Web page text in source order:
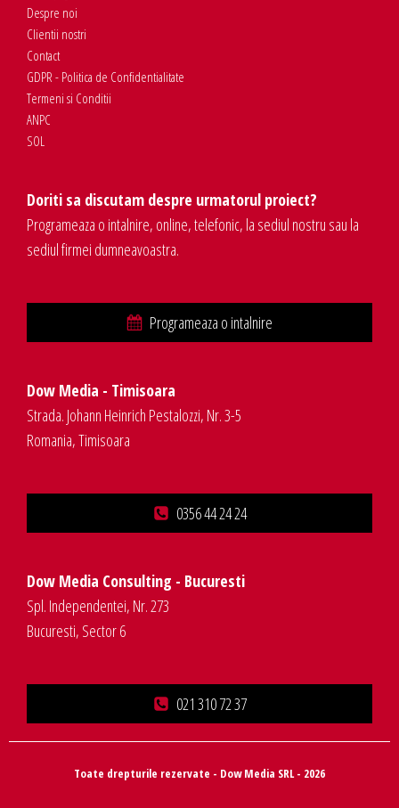
Despre noi
Clientii nostri
Contact
GDPR - Politica de Confidentialitate
Termeni si Conditii
ANPC
SOL
Doriti sa discutam despre urmatorul proiect?
Programeaza o intalnire, online, telefonic, la sediul nostru sau la
sediul firmei dumneavoastra.
Programeaza o intalnire
Dow Media - Timisoara
Strada. Johann Heinrich Pestalozzi, Nr. 3-5
Romania, Timisoara
0356 44 24 24
Dow Media Consulting - Bucuresti
Spl. Independentei, Nr. 273
Bucuresti, Sector 6
021 310 72 37
Toate drepturile rezervate - Dow Media SRL - 2026